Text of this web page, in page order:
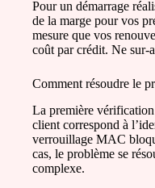
Pour un démarrage
de la marge pour vos
mesure que vos
coût par crédit. Ne sur-
Comment résoudre le
La première
client correspond à
verrouillage MAC
cas, le problème se
complexe.